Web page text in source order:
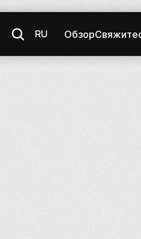
RU Обзор